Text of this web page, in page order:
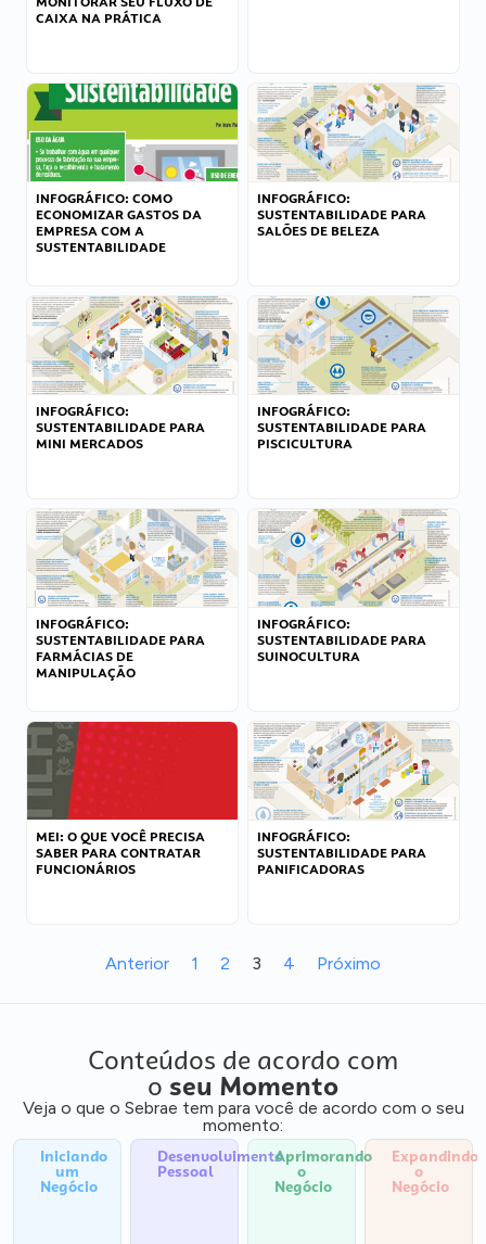
CAIXA NA PRÁTICA
INFOGRÁFICO: COMO
ECONOMIZAR GASTOS DA
EMPRESA COM A
SUSTENTABILIDADE
INFOGRÁFICO:
SUSTENTABILIDADE PARA
SALÕES DE BELEZA
INFOGRÁFICO:
SUSTENTABILIDADE PARA
MINI MERCADOS
INFOGRÁFICO:
SUSTENTABILIDADE PARA
PISCICULTURA
INFOGRÁFICO:
SUSTENTABILIDADE PARA
FARMÁCIAS DE
MANIPULAÇÃO
INFOGRÁFICO:
SUSTENTABILIDADE PARA
SUINOCULTURA
MEI: O QUE VOCÊ PRECISA
SABER PARA CONTRATAR
FUNCIONÁRIOS
INFOGRÁFICO:
SUSTENTABILIDADE PARA
PANIFICADORAS
Anterior 1 2 3 4 Próximo
Conteúdos de acordo com
o seu Momento
Veja o que o Sebrae tem para você de acordo com o seu
momento:
Iniciando
um
Negócio
Desenvolvimento
Pessoal
Aprimorando
o
Negócio
Expandindo
o
Negócio